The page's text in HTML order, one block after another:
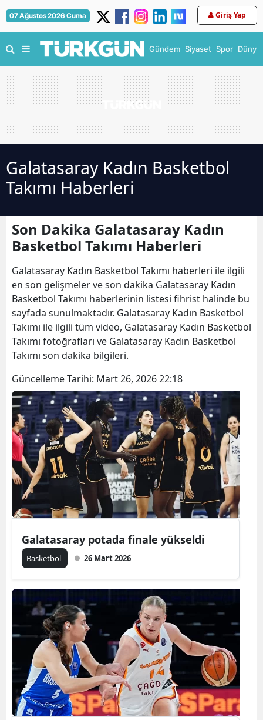
07 Ağustos 2026 Cuma Giriş Yap
Gündem Siyaset Spor Dünya
Galatasaray Kadın Basketbol
Takımı Haberleri
Son Dakika Galatasaray Kadın
Basketbol Takımı Haberleri
Galatasaray Kadın Basketbol Takımı haberleri ile ilgili
en son gelişmeler ve son dakika Galatasaray Kadın
Basketbol Takımı haberlerinin listesi fihrist halinde bu
sayfada sunulmaktadır. Galatasaray Kadın Basketbol
Takımı ile ilgili tüm video, Galatasaray Kadın Basketbol
Takımı fotoğrafları ve Galatasaray Kadın Basketbol
Takımı son dakika bilgileri.
Güncelleme Tarihi: Mart 26, 2026 22:18
Galatasaray potada finale yükseldi
Basketbol 26 Mart 2026